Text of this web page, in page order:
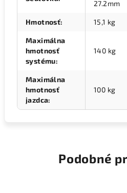
27.2mm
Hmotnosť: 15,1 kg
Maximálna
hmotnosť
systému:
140 kg
Maximálna
hmotnosť
jazdca:
100 kg
Podobné